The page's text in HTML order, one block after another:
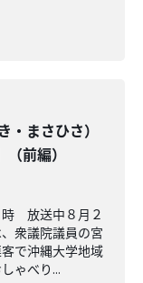
・まさひさ）
前編）
放送中８月２
衆議院議員の宮
で沖縄大学地域
ゃべり...